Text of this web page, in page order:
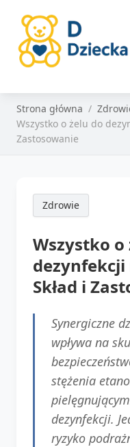
Strona główna
Wszystko o żelu do
Zastosowanie
Zdrowie
Wszystko o
dezynfekcji
Skład i
Synergiczne
wpływa na
stężenia
dezynfekcji.
ryzyko